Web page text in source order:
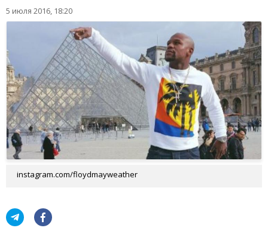
5 июля 2016, 18:20
instagram.com/floydmayweather